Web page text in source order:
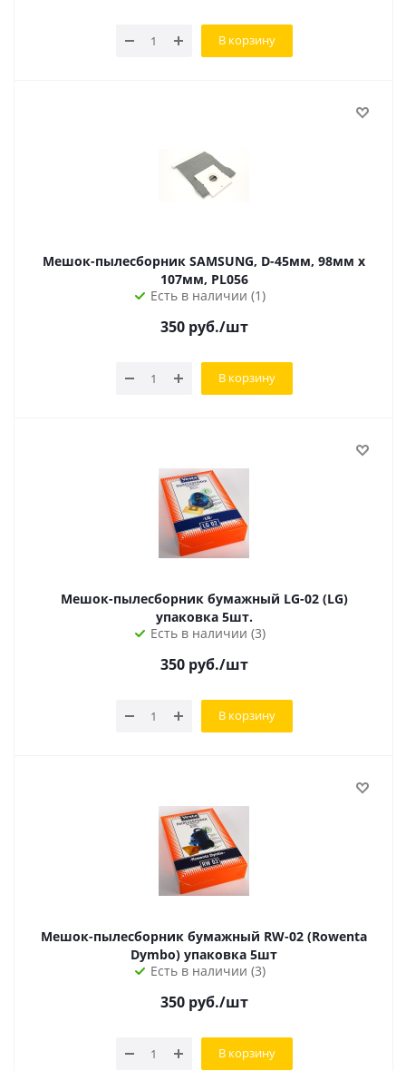
В корзину
Мешок-пылесборник SAMSUNG, D-45мм, 98мм x
107мм, PL056
Есть в наличии (1)
350руб./шт
В корзину
Мешок-пылесборник бумажный LG-02 (LG)
упаковка 5шт.
Есть в наличии (3)
350руб./шт
В корзину
Мешок-пылесборник бумажный RW-02 (Rowenta
Dymbo) упаковка 5шт
Есть в наличии (3)
350руб./шт
В корзину